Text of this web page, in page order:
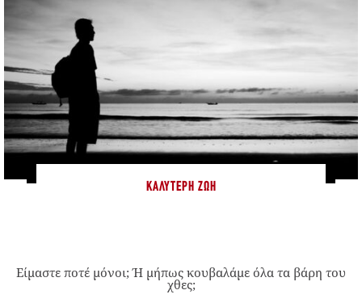
ΚΑΛΎΤΕΡΗ ΖΩΉ
Είμαστε ποτέ μόνοι; Ή μήπως κουβαλάμε όλα τα βάρη του
χθες;